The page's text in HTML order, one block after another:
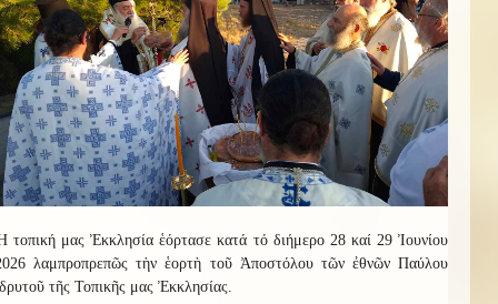
τοπική μας Ἐκκλησία ἑόρτασε κατά τό διήμερο 28 καί 29 Ἰουνίου
λαμπροπρεπῶς τὴν ἑορτὴ τοῦ Ἀποστόλου τῶν ἐθνῶν Παύλου
τῆς Τοπικῆς μας Ἐκκλησίας.